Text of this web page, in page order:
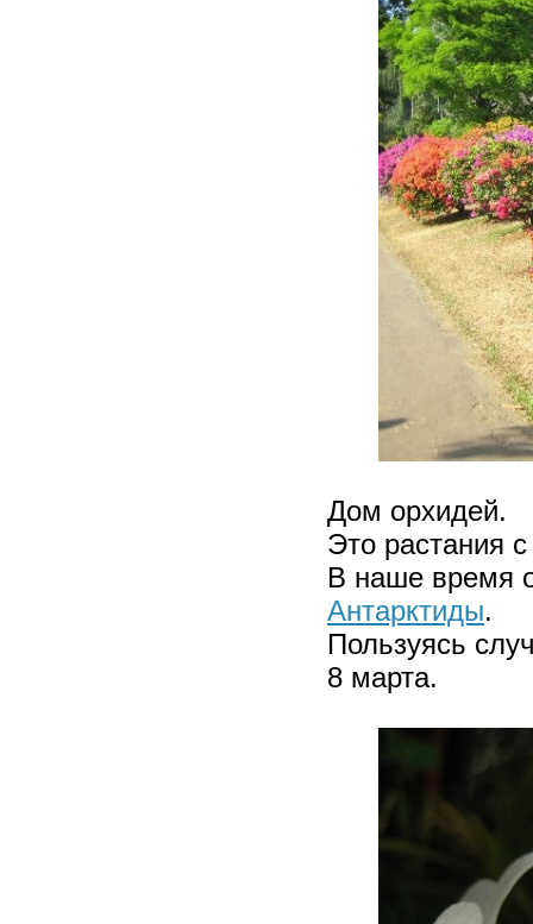
Дом орхидей.
Это растания
В наше время
Антарктиды.
Пользуясь
8 марта.